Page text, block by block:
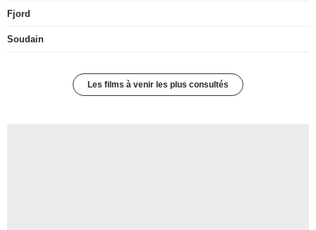
Fjord
Soudain
Les films à venir les plus consultés